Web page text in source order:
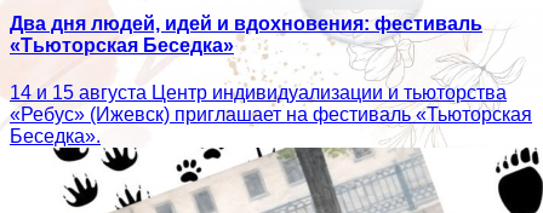
Два дня людей, идей и вдохновения: фестиваль
«Тьюторская Беседка»
14 и 15 августа Центр индивидуализации и тьюторства
«Ребус» (Ижевск) приглашает на фестиваль «Тьюторская
Беседка».